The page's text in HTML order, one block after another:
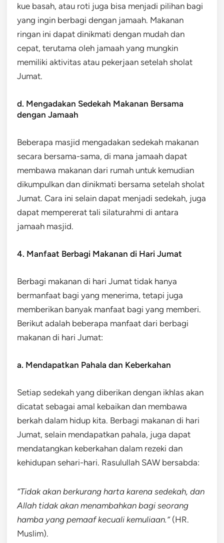
kue basah, atau roti juga bisa menjadi pilihan bagi
yang ingin berbagi dengan jamaah. Makanan
ringan ini dapat dinikmati dengan mudah dan
cepat, terutama oleh jamaah yang mungkin
memiliki aktivitas atau pekerjaan setelah sholat
Jumat.
d. Mengadakan Sedekah Makanan Bersama
dengan Jamaah
Beberapa masjid mengadakan sedekah makanan
secara bersama-sama, di mana jamaah dapat
membawa makanan dari rumah untuk kemudian
dikumpulkan dan dinikmati bersama setelah sholat
Jumat. Cara ini selain dapat menjadi sedekah, juga
dapat mempererat tali silaturahmi di antara
jamaah masjid.
4. Manfaat Berbagi Makanan di Hari Jumat
Berbagi makanan di hari Jumat tidak hanya
bermanfaat bagi yang menerima, tetapi juga
memberikan banyak manfaat bagi yang memberi.
Berikut adalah beberapa manfaat dari berbagi
makanan di hari Jumat:
a. Mendapatkan Pahala dan Keberkahan
Setiap sedekah yang diberikan dengan ikhlas akan
dicatat sebagai amal kebaikan dan membawa
berkah dalam hidup kita. Berbagi makanan di hari
Jumat, selain mendapatkan pahala, juga dapat
mendatangkan keberkahan dalam rezeki dan
kehidupan sehari-hari. Rasulullah SAW bersabda:
“Tidak akan berkurang harta karena sedekah, dan
Allah tidak akan menambahkan bagi seorang
hamba yang pemaaf kecuali kemuliaan.”(HR.
Muslim).